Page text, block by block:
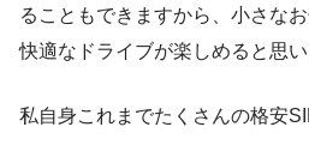
ることもできますから、小さな
快適なドライブが楽しめると思い
私自身これまでたくさんの格安